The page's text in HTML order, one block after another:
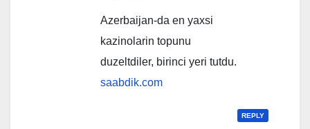
Azerbaijan-da en yaxsi
kazinolarin topunu
duzeltdiler, birinci yeri tutdu.
saabdik.com
REPLY